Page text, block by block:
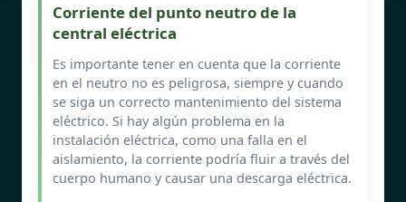
Corriente del punto neutro de la
central eléctrica
Es importante tener en cuenta que la corriente
en el neutro no es peligrosa, siempre y cuando
se siga un correcto mantenimiento del sistema
eléctrico. Si hay algún problema en la
instalación eléctrica, como una falla en el
aislamiento, la corriente podría fluir a través del
cuerpo humano y causar una descarga eléctrica.